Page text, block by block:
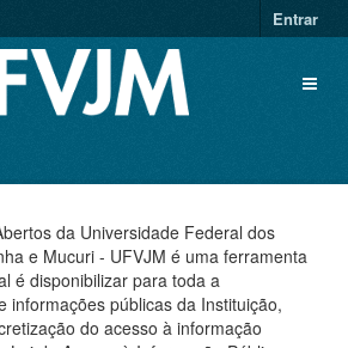
Entrar
da Universidade Federal dos
e Mucuri - UFVJM é uma ferramenta
é disponibilizar para toda a
informações públicas da Instituição,
do acesso à informação